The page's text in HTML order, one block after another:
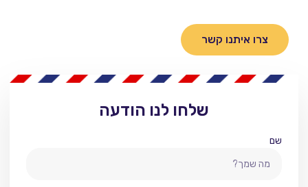
צרו איתנו קשר
שלחו לנו הודעה
שם